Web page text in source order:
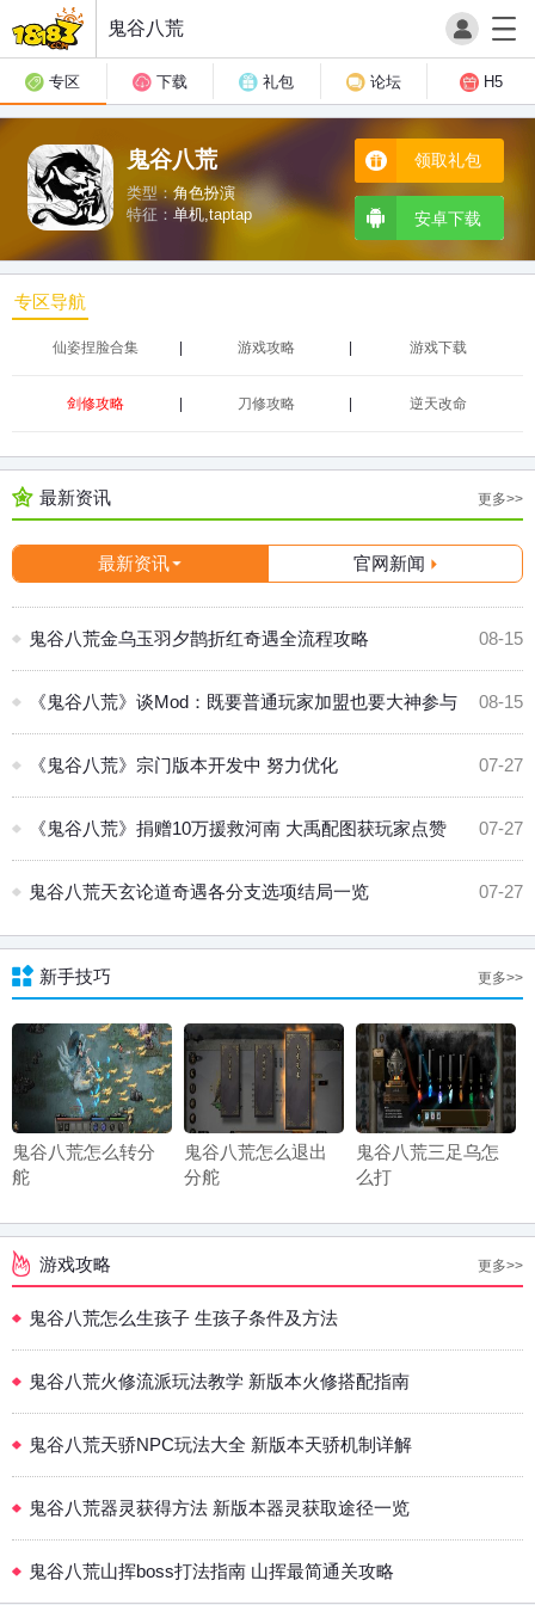
鬼谷八荒
专区 下载 礼包 论坛 H5
鬼谷八荒
类型：角色扮演
特征： 单机,taptap
领取礼包
安卓下载
专区导航
仙姿捏脸合集 游戏攻略 游戏下载
剑修攻略 刀修攻略 逆天改命
更多>>
最新资讯
最新资讯 官网新闻
08-15
鬼谷八荒金乌玉羽夕鹊折红奇遇全流程攻略
08-15
《鬼谷八荒》谈Mod：既要普通玩家加盟也要大神参与
07-27
《鬼谷八荒》宗门版本开发中 努力优化
07-27
《鬼谷八荒》捐赠10万援救河南 大禹配图获玩家点赞
07-27
鬼谷八荒天玄论道奇遇各分支选项结局一览
更多>>
新手技巧
鬼谷八荒怎么转分
舵
鬼谷八荒怎么退出
分舵
鬼谷八荒三足乌怎
么打
更多>>
游戏攻略
鬼谷八荒怎么生孩子 生孩子条件及方法
鬼谷八荒火修流派玩法教学 新版本火修搭配指南
鬼谷八荒天骄NPC玩法大全 新版本天骄机制详解
鬼谷八荒器灵获得方法 新版本器灵获取途径一览
鬼谷八荒山挥boss打法指南 山挥最简通关攻略